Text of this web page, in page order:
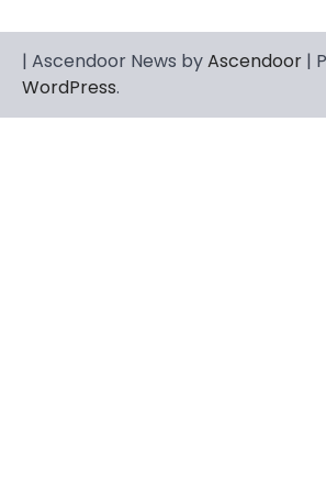
| Ascendoor News byAscendoor |
WordPress.